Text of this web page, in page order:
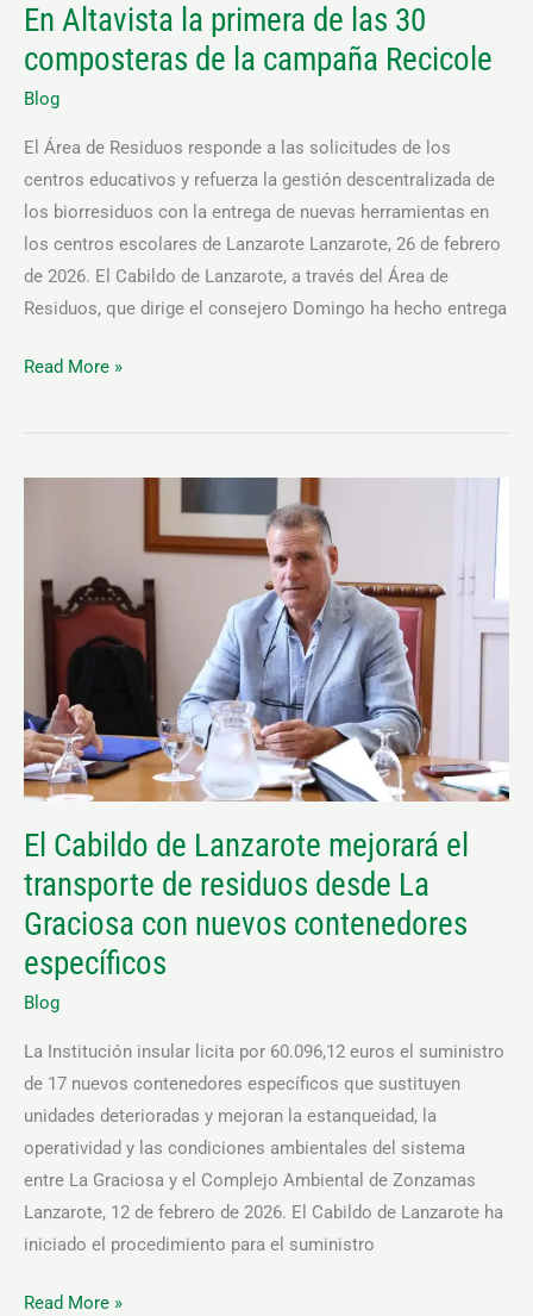
En Altavista la primera de las 30
composteras de la campaña Recicole
Blog
El Área de Residuos responde a las solicitudes de los
centros educativos y refuerza la gestión descentralizada de
los biorresiduos con la entrega de nuevas herramientas en
los centros escolares de Lanzarote Lanzarote, 26 de febrero
de 2026. El Cabildo de Lanzarote, a través del Área de
Residuos, que dirige el consejero Domingo ha hecho entrega
las
composteras
de
la
campaña
Recicole
Read More »
El Cabildo de Lanzarote mejorará el
transporte de residuos desde La
Graciosa con nuevos contenedores
específicos
Blog
La Institución insular licita por 60.096,12 euros el suministro
de 17 nuevos contenedores específicos que sustituyen
unidades deterioradas y mejoran la estanqueidad, la
operatividad y las condiciones ambientales del sistema
entre La Graciosa y el Complejo Ambiental de Zonzamas
Lanzarote, 12 de febrero de 2026. El Cabildo de Lanzarote ha
iniciado el procedimiento para el suministro
Lanzarote
mejorará
de
residuos
desde
Graciosa
con
nuevos
contenedores
específicos
Read More »